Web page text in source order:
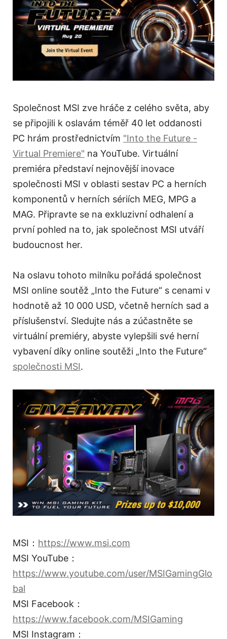
Společnost MSI zve hráče z celého světa, aby
se připojili k oslavám téměř 40 let oddanosti
PC hrám prostřednictvím "Into the Future -
Virtual Premiere" na YouTube. Virtuální
premiéra představí nejnovější inovace
společnosti MSI v oblasti sestav PC a herních
komponentů v herních sériích MEG, MPG a
MAG. Připravte se na exkluzivní odhalení a
první pohled na to, jak společnost MSI utváří
budoucnost her.
Na oslavu tohoto milníku pořádá společnost
MSI online soutěž „Into the Future“ s cenami v
hodnotě až 10 000 USD, včetně herních sad a
příslušenství. Sledujte nás a zúčastněte se
virtuální premiéry, abyste vylepšili své herní
vybavení díky online soutěži „Into the Future“
společnosti MSI.
MSI： https://www.msi.com
MSI YouTube：
https://www.youtube.com/user/MSIGamingGlo
bal
MSI Facebook：
https://www.facebook.com/MSIGaming
MSI Instagram：